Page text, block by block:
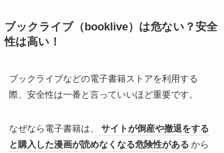
ブックライブ（booklive）は危ない？安全
性は高い！
ブックライブなどの電子書籍ストアを利用する
際、安全性は一番と言っていいほど重要です。
なぜなら電子書籍は、
サイトが倒産や撤退をする
と購入した漫画が読めなくなる危険性がある から